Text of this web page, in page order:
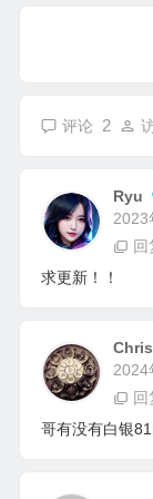
评论 2
Ryu
2023
回
求更新！！
2024
回
哥有没有白银